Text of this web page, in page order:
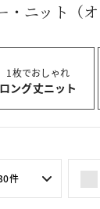
・ニット（
1枚でおしゃれ
ロング丈ニット
件